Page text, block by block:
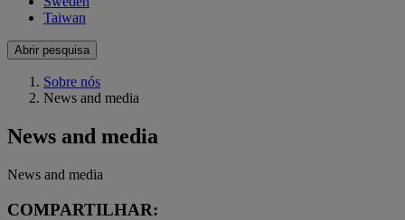
Taiwan
Abrir pesquisa
Sobre nós
News and media
News and media
News and media
COMPARTILHAR: